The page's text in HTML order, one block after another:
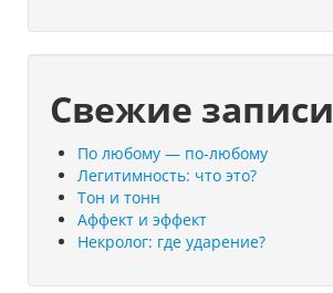
Свежие записи
По любому — по-любому
Легитимность: что это?
Тон и тонн
Аффект и эффект
Некролог: где ударение?